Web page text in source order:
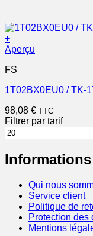
+
Aperçu
FS
1T02BX0EU0 / TK-
98,08 € TTC
Filtrer par tarif
Prix
min
Informations
Qui nous
Service client
Politique de
Protection des
Mentions